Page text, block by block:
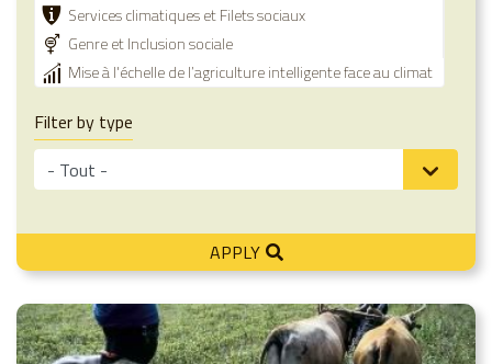
Services climatiques et Filets sociaux
Genre et Inclusion sociale
Mise à l'échelle de l’agriculture intelligente face au climat
Filter by type
APPLY